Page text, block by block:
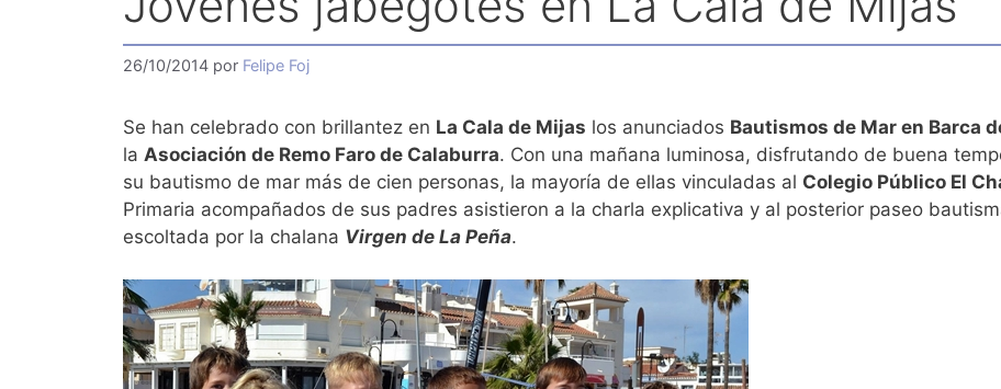
26/10/2014 por Felipe Foj
Se han celebrado con brillantez en La Cala de Mijas los anunciados Bautismos de Mar en Barca
la Asociación de Remo Faro de Calaburra. Con una mañana luminosa, disfrutando de buena
su bautismo de mar más de cien personas, la mayoría de ellas vinculadas al Colegio Público El
Primaria acompañados de sus padres asistieron a la charla explicativa y al posterior paseo
escoltada por la chalana Virgen de La Peña.